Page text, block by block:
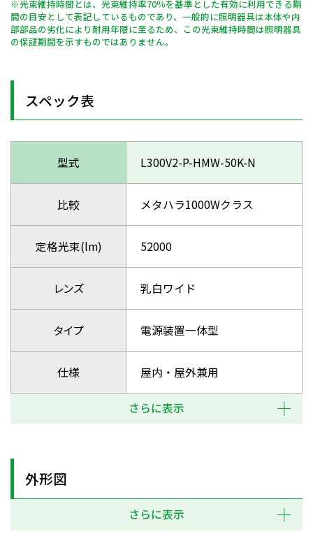
※光束維持時間とは、光束維持率70％を基準とした有効に利用できる期
間の目安として表記しているものであり、一般的に照明器具は本体や内
部部品の劣化により耐用年限に至るため、この光束維持時間は照明器具
の保証期間を示すものではありません。
スペック表
型式 L300V2-P-HMW-50K-N
比較 メタハラ1000Wクラス
定格光束(lm) 52000
レンズ 乳白ワイド
タイプ 電源装置一体型
仕様 屋内・屋外兼用
さらに表示
外形図
さらに表示